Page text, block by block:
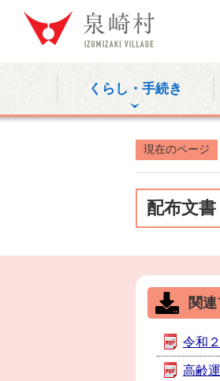
くらし・手続き
現在のページ
配布文書
関
令和
高齢